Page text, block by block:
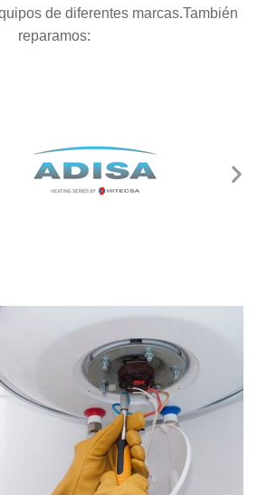
de diferentes marcas.También
reparamos: